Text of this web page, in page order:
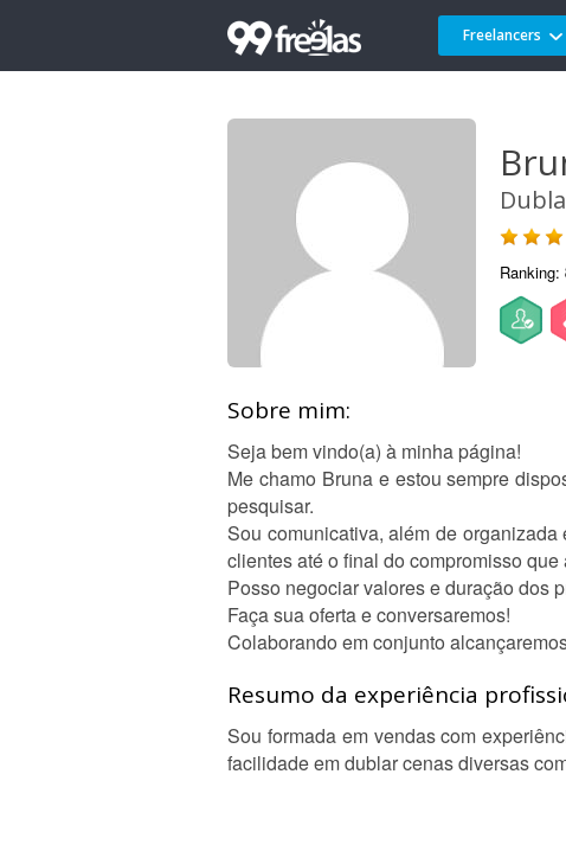
Freelancers
Ranking:
Sobre mim:
Seja bem vindo(a) à minha página!
Me chamo Bruna e estou sempre
pesquisar.
Sou comunicativa, além de
clientes até o final do compromisso que
Posso negociar valores e duração dos
Faça sua oferta e conversaremos!
Colaborando em conjunto
Resumo da experiência
Sou formada em vendas com
facilidade em dublar cenas diversas